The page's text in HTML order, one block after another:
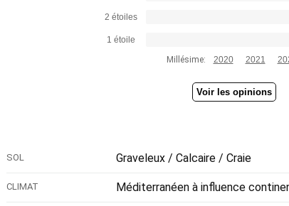
2 étoiles
1 étoile
Millésime:
2020 2021
Voir les opinions
SOL Graveleux / Calcaire / Craie
CLIMAT Méditerranéen à influence